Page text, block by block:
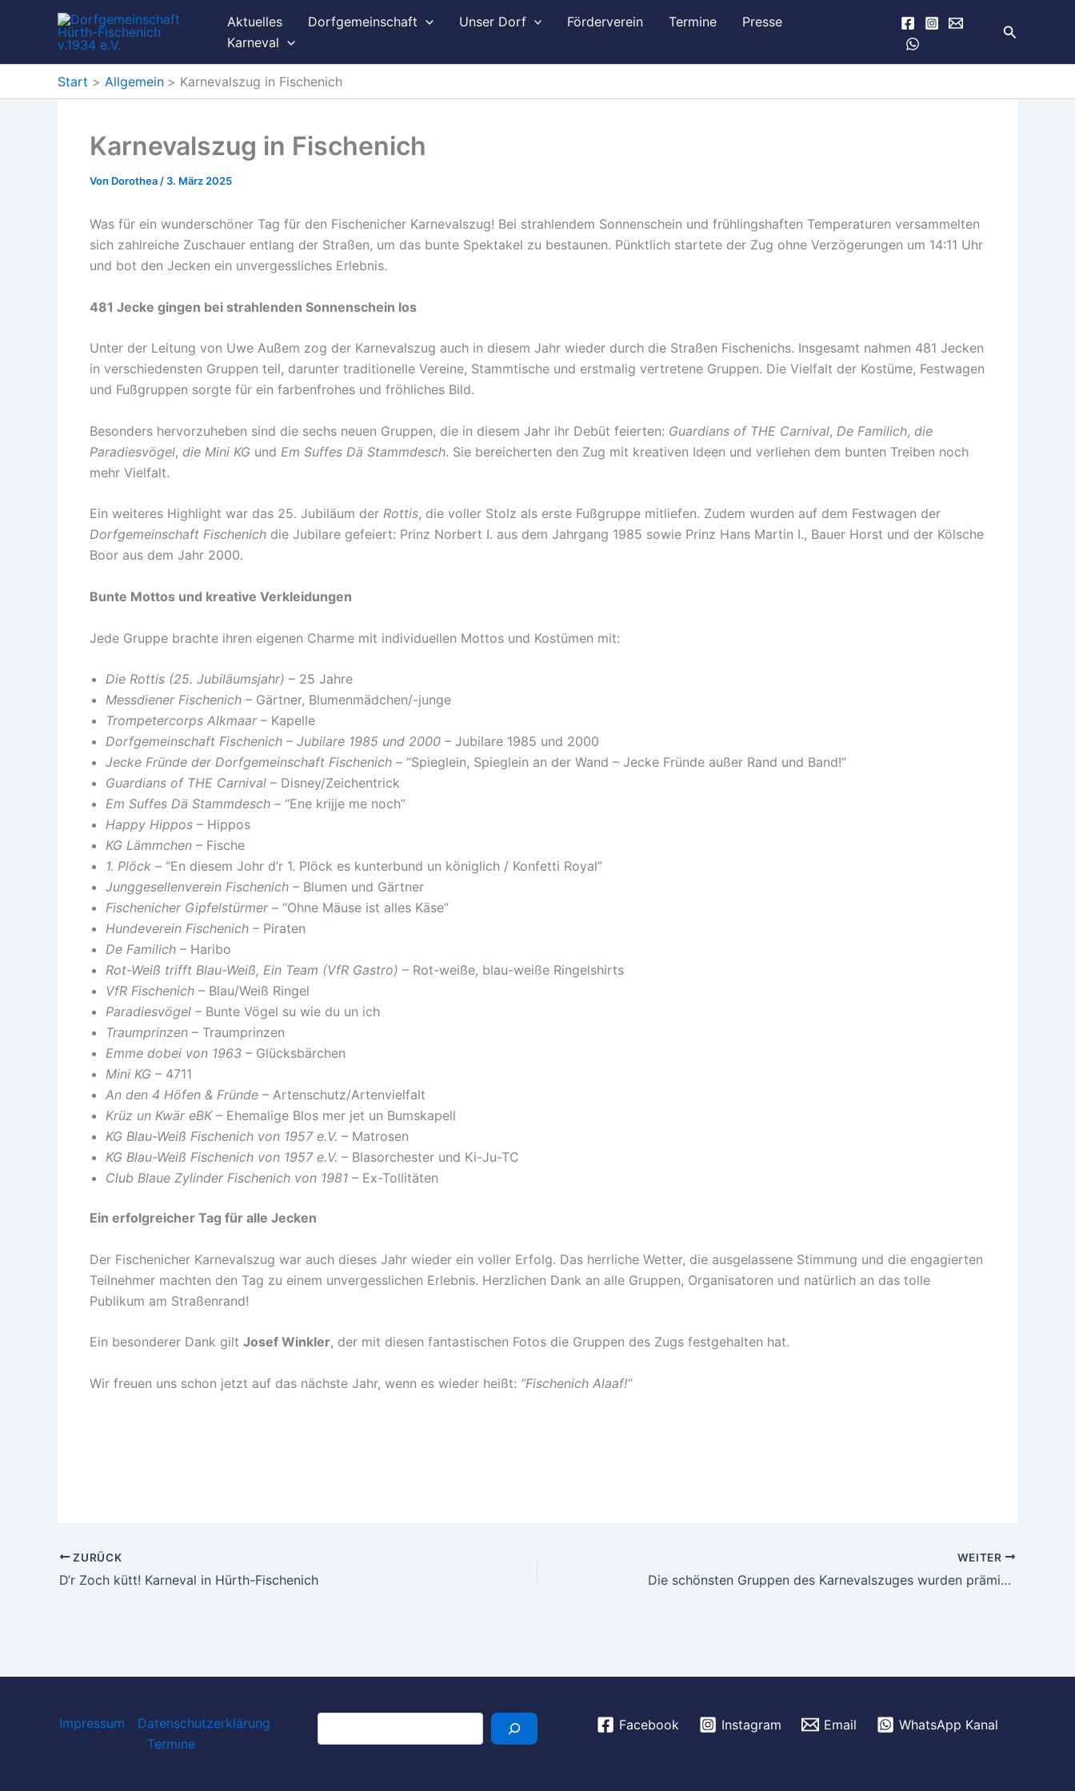
Aktuelles Dorfgemeinschaft Unser Dorf Förderverein Termine
Presse
Karneval
Suchen
Start Allgemein Karnevalszug in Fischenich
Karnevalszug in Fischenich
Von Dorothea / 3. März 2025
Was für ein wunderschöner Tag für den Fischenicher Karnevalszug! Bei strahlendem Sonnenschein und frühlingshaften Temperaturen versammelten
sich zahlreiche Zuschauer entlang der Straßen, um das bunte Spektakel zu bestaunen. Pünktlich startete der Zug ohne Verzögerungen um 14:11 Uhr
und bot den Jecken ein unvergessliches Erlebnis.
481 Jecke gingen bei strahlenden Sonnenschein los
Unter der Leitung von Uwe Außem zog der Karnevalszug auch in diesem Jahr wieder durch die Straßen Fischenichs. Insgesamt nahmen 481 Jecken
in verschiedensten Gruppen teil, darunter traditionelle Vereine, Stammtische und erstmalig vertretene Gruppen. Die Vielfalt der Kostüme, Festwagen
und Fußgruppen sorgte für ein farbenfrohes und fröhliches Bild.
Besonders hervorzuheben sind die sechs neuen Gruppen, die in diesem Jahr ihr Debüt feierten: Guardians of THE Carnival, De Familich, die
Paradiesvögel, die Mini KG und Em Suffes Dä Stammdesch. Sie bereicherten den Zug mit kreativen Ideen und verliehen dem bunten Treiben noch
mehr Vielfalt.
Ein weiteres Highlight war das 25. Jubiläum der Rottis, die voller Stolz als erste Fußgruppe mitliefen. Zudem wurden auf dem Festwagen der
Dorfgemeinschaft Fischenich die Jubilare gefeiert: Prinz Norbert I. aus dem Jahrgang 1985 sowie Prinz Hans Martin I., Bauer Horst und der Kölsche
Boor aus dem Jahr 2000.
Bunte Mottos und kreative Verkleidungen
Jede Gruppe brachte ihren eigenen Charme mit individuellen Mottos und Kostümen mit:
Die Rottis (25. Jubiläumsjahr) – 25 Jahre
Messdiener Fischenich – Gärtner, Blumenmädchen/-junge
Trompetercorps Alkmaar– Kapelle
Dorfgemeinschaft Fischenich – Jubilare 1985 und 2000 – Jubilare 1985 und 2000
Jecke Fründe der Dorfgemeinschaft Fischenich – “Spieglein, Spieglein an der Wand – Jecke Fründe außer Rand und Band!”
Guardians of THE Carnival – Disney/Zeichentrick
Em Suffes Dä Stammdesch – “Ene krijje me noch”
Happy Hippos – Hippos
KG Lämmchen – Fische
1. Plöck – “En diesem Johr d’r 1. Plöck es kunterbund un königlich / Konfetti Royal”
Junggesellenverein Fischenich – Blumen und Gärtner
Fischenicher Gipfelstürmer– “Ohne Mäuse ist alles Käse”
Hundeverein Fischenich – Piraten
De Familich – Haribo
Rot-Weiß trifft Blau-Weiß, Ein Team (VfR Gastro) – Rot-weiße, blau-weiße Ringelshirts
VfR Fischenich – Blau/Weiß Ringel
Paradiesvögel – Bunte Vögel su wie du un ich
Traumprinzen – Traumprinzen
Emme dobei von 1963 – Glücksbärchen
Mini KG – 4711
An den 4 Höfen & Fründe – Artenschutz/Artenvielfalt
Krüz un Kwär eBK– Ehemalige Blos mer jet un Bumskapell
KG Blau-Weiß Fischenich von 1957 e.V. – Matrosen
KG Blau-Weiß Fischenich von 1957 e.V. – Blasorchester und Ki-Ju-TC
Club Blaue Zylinder Fischenich von 1981 – Ex-Tollitäten
Ein erfolgreicher Tag für alle Jecken
Der Fischenicher Karnevalszug war auch dieses Jahr wieder ein voller Erfolg. Das herrliche Wetter, die ausgelassene Stimmung und die engagierten
Teilnehmer machten den Tag zu einem unvergesslichen Erlebnis. Herzlichen Dank an alle Gruppen, Organisatoren und natürlich an das tolle
Publikum am Straßenrand!
Ein besonderer Dank gilt Josef Winkler, der mit diesen fantastischen Fotos die Gruppen des Zugs festgehalten hat.
Wir freuen uns schon jetzt auf das nächste Jahr, wenn es wieder heißt: “Fischenich Alaaf!”
ZURÜCK
D‘r Zoch kütt! Karneval in Hürth-Fischenich
WEITER
Die schönsten Gruppen des Karnevalszuges wurden prämiert
Impressum
Datenschutzerklärung
Termine
Suchen Facebook Instagram Email WhatsApp Kanal